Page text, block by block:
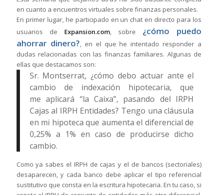
en cuanto a encuentros virtuales sobre finanzas personales.
En primer lugar, he participado en un chat en directo para los
usuarios de Expansion.com, sobre ¿cómo puedo
ahorrar dinero?, en el que he intentado responder a
dudas relacionadas con las finanzas familiares. Algunas de
ellas que destacamos son:
Sr. Montserrat, ¿cómo debo actuar ante el
cambio de indexación hipotecaria, que
me aplicará “la Caixa”, pasando del IRPH
Cajas al IRPH Entidades? Tengo una cláusula
en mi hipoteca que aumenta el diferencial de
0,25% a 1% en caso de producirse dicho
cambio.
Como ya sabes el IRPH de cajas y el de bancos (sectoriales)
desaparecen, y cada banco debe aplicar el tipo referencial
sustitutivo que consta en la escritura hipotecaria. En tu caso, si